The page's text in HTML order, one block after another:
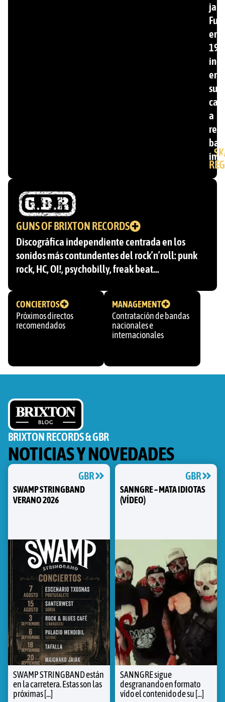
en
su
a
GUNS OF BRIXTON RECORDS
Discográfica independiente centrada en los
sonidos más contundentes del rock’n’roll: punk
rock, HC, OI!, psychobilly, freak beat…
CONCIERTOS
Próximos directos
recomendados
MANAGEMENT
Contratación de bandas
nacionales e
internacionales
BRIXTON RECORDS & GBR
NOTICIAS Y NOVEDADES
GBR
SWAMP STRINGBAND
VERANO 2026
SWAMP STRINGBAND están
en la carretera. Estas son las
próximas [...]
GBR
SANNGRE – MATA IDIOTAS
(VÍDEO)
SANNGRE sigue
desgranando en formato
vído el contenido de su [...]